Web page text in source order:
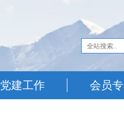
党建工作 会员